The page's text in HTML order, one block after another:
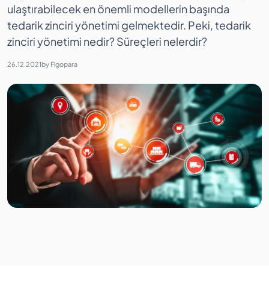
ulaştırabilecek en önemli modellerin başında
tedarik zinciri yönetimi gelmektedir. Peki, tedarik
zinciri yönetimi nedir? Süreçleri nelerdir?
26.12.2021by Figopara